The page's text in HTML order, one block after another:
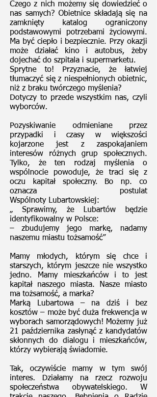
Czego z nich możemy się dowiedzieć o
nas samych? Obietnice składają się na
zamknięty katalog ograniczony
podstawowymi potrzebami życiowymi.
Ma być ciepło i bezpiecznie. Przy okazji
może działać kino i autobus, żeby
dojechać do szpitala i supermarketu.
Sprytne to! Przyznacie, że łatwiej
tłumaczyć się z niespełnionych obietnic,
niż z braku twórczego myślenia?
Dotyczy to przede wszystkim nas, czyli
wyborców.
Pozyskiwanie odmieniane przez
przypadki i czasy w większości
kojarzone jest z zaspokajaniem
interesów różnych grup społecznych.
Tylko, że ten rodzaj myślenia o
wspólnocie powoduje, że traci się z
oczu kapitał społeczny. Bo np. co
oznacza postulat
Wspólnoty Lubartowskiej:
„ Sprawimy, że Lubartów będzie
identyfikowalny w Polsce:
– zbudujemy jego markę, nadamy
naszemu miastu tożsamość”
Mamy młodych, którym się chce i
starszych, którym jeszcze nie wszystko
jedno. Mamy mieszkańców i to jest
kapitał naszego miasta. Nasze miasto
ma tożsamość, a marka?
Marką Lubartowa – na dziś i bez
kosztów – może być duża frekwencja w
wyborach samorządowych! Możemy już
21 października zasłynąć z kandydatów
skłonnych do dialogu i mieszkańców,
którzy wybierają świadomie.
Tak, oczywiście mamy w tym swój
interes. Działamy na rzecz rozwoju
społeczeństwa obywatelskiego. W